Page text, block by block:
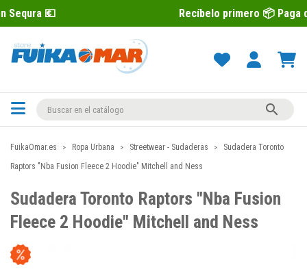
Recíbelo primero 📦 Paga después con

FuikaOmar.es Ropa Urbana Streetwear - Sudaderas
Sudadera Toronto
Raptors "Nba Fusion Fleece 2 Hoodie" Mitchell and Ness
Sudadera Toronto Raptors "Nba Fusion
Fleece 2 Hoodie" Mitchell and Ness